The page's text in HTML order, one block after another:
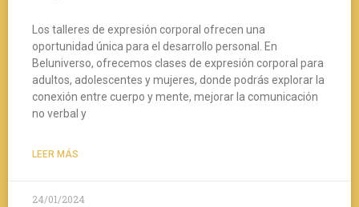
Los talleres de expresión corporal ofrecen una
oportunidad única para el desarrollo personal. En
Beluniverso, ofrecemos clases de expresión corporal para
adultos, adolescentes y mujeres, donde podrás explorar la
conexión entre cuerpo y mente, mejorar la comunicación
no verbal y
LEER MÁS
24/01/2024